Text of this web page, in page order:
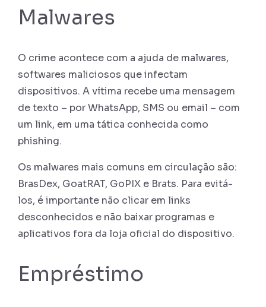
Malwares
O crime acontece com a ajuda de malwares,
softwares maliciosos que infectam
dispositivos. A vítima recebe uma mensagem
de texto – por WhatsApp, SMS ou email – com
um link, em uma tática conhecida como
phishing.
Os malwares mais comuns em circulação são:
BrasDex, GoatRAT, GoPIX e Brats. Para evitá-
los, é importante não clicar em links
desconhecidos e não baixar programas e
aplicativos fora da loja oficial do dispositivo.
Empréstimo